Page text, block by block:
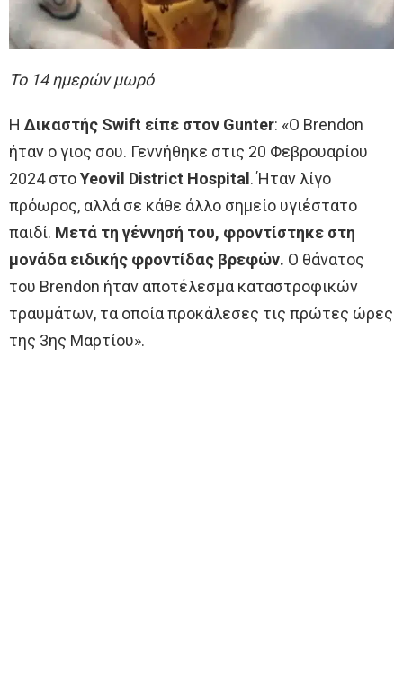
To 14 ημερών μωρό
Η Δικαστής Swift είπε στον Gunter: «Ο Brendon
ήταν ο γιος σου. Γεννήθηκε στις 20 Φεβρουαρίου
2024 στοYeovil District Hospital . Ήταν λίγο
πρόωρος, αλλά σε κάθε άλλο σημείο υγιέστατο
παιδί. Μετά τη γέννησή του, φροντίστηκε στη
μονάδα ειδικής φροντίδας βρεφών. Ο θάνατος
του Brendon ήταν αποτέλεσμα καταστροφικών
τραυμάτων, τα οποία προκάλεσες τις πρώτες ώρες
της 3ης Μαρτίου».